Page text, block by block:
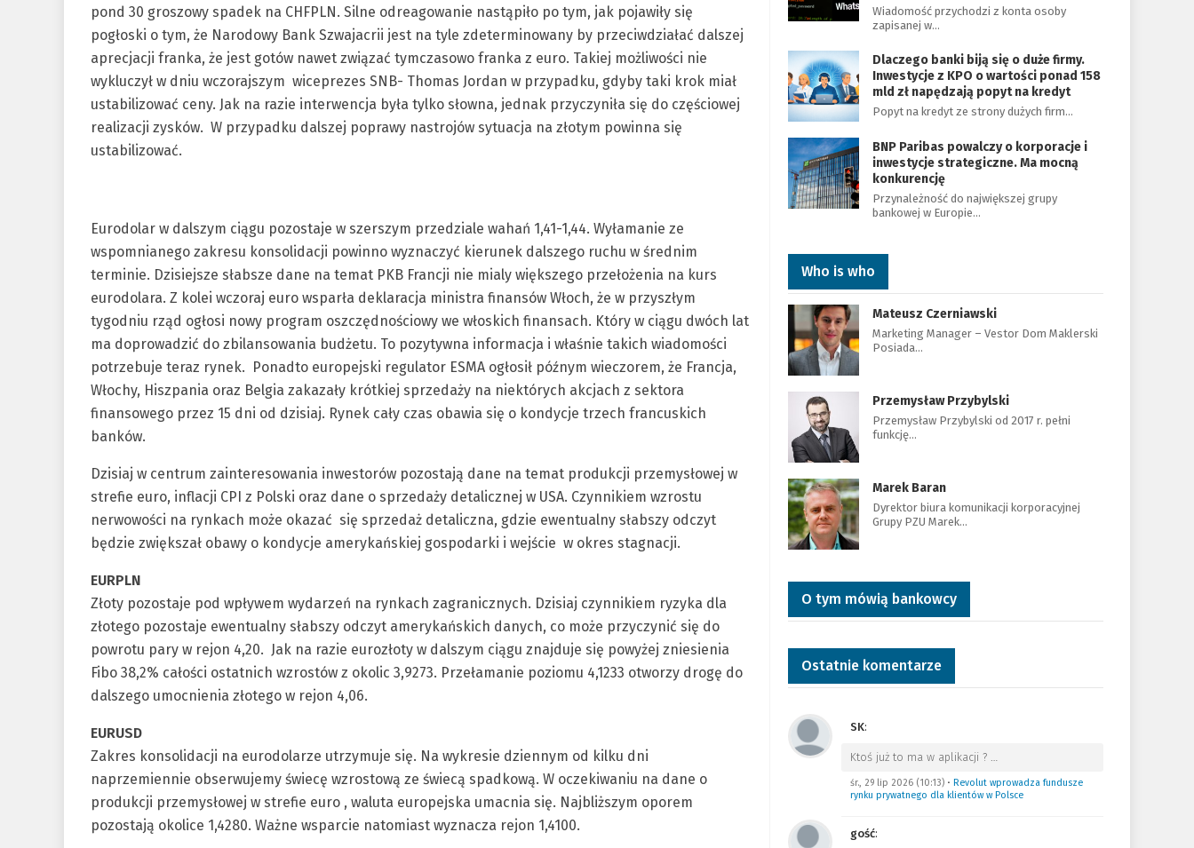
pond 30 groszowy spadek na CHFPLN. Silne odreagowanie nastąpiło po tym, jak pojawiły się
pogłoski o tym, że Narodowy Bank Szwajacrii jest na tyle zdeterminowany by przeciwdziałać dalszej
aprecjacji franka, że jest gotów nawet związać tymczasowo franka z euro. Takiej możliwości nie
wykluczył w dniu wczorajszym wiceprezes SNB- Thomas Jordan w przypadku, gdyby taki krok miał
ustabilizować ceny. Jak na razie interwencja była tylko słowna, jednak przyczyniła się do częściowej
realizacji zysków. W przypadku dalszej poprawy nastrojów sytuacja na złotym powinna się
ustabilizować.
Eurodolar w dalszym ciągu pozostaje w szerszym przedziale wahań 1,41-1,44. Wyłamanie ze
wspomnianego zakresu konsolidacji powinno wyznaczyć kierunek dalszego ruchu w średnim
terminie. Dzisiejsze słabsze dane na temat PKB Francji nie mialy większego przełożenia na kurs
eurodolara. Z kolei wczoraj euro wsparła deklaracja ministra finansów Włoch, że w przyszłym
tygodniu rząd ogłosi nowy program oszczędnościowy we włoskich finansach. Który w ciągu dwóch lat
ma doprowadzić do zbilansowania budżetu. To pozytywna informacja i właśnie takich wiadomości
potrzebuje teraz rynek. Ponadto europejski regulator ESMA ogłosił późnym wieczorem, że Francja,
Włochy, Hiszpania oraz Belgia zakazały krótkiej sprzedaży na niektórych akcjach z sektora
finansowego przez 15 dni od dzisiaj. Rynek cały czas obawia się o kondycje trzech francuskich
banków.
Dzisiaj w centrum zainteresowania inwestorów pozostają dane na temat produkcji przemysłowej w
strefie euro, inflacji CPI z Polski oraz dane o sprzedaży detalicznej w USA. Czynnikiem wzrostu
nerwowości na rynkach może okazać się sprzedaż detaliczna, gdzie ewentualny słabszy odczyt
będzie zwiększał obawy o kondycje amerykańskiej gospodarki i wejście w okres stagnacji.
EURPLN
Złoty pozostaje pod wpływem wydarzeń na rynkach zagranicznych. Dzisiaj czynnikiem ryzyka dla
złotego pozostaje ewentualny słabszy odczyt amerykańskich danych, co może przyczynić się do
powrotu pary w rejon 4,20. Jak na razie eurozłoty w dalszym ciągu znajduje się powyżej zniesienia
Fibo 38,2% całości ostatnich wzrostów z okolic 3,9273. Przełamanie poziomu 4,1233 otworzy drogę do
dalszego umocnienia złotego w rejon 4,06.
EURUSD
Zakres konsolidacji na eurodolarze utrzymuje się. Na wykresie dziennym od kilku dni
naprzemiennie obserwujemy świecę wzrostową ze świecą spadkową. W oczekiwaniu na dane o
produkcji przemysłowej w strefie euro , waluta europejska umacnia się. Najbliższym oporem
pozostają okolice 1,4280. Ważne wsparcie natomiast wyznacza rejon 1,4100.
Wiadomość przychodzi z konta osoby
zapisanej w…
Dlaczego banki biją się o duże firmy.
Inwestycje z KPO o wartości ponad 158
mld zł napędzają popyt na kredyt
Popyt na kredyt ze strony dużych firm…
BNP Paribas powalczy o korporacje i
inwestycje strategiczne. Ma mocną
konkurencję
Przynależność do największej grupy
bankowej w Europie…
Who is who
Mateusz Czerniawski
Marketing Manager – Vestor Dom Maklerski
Posiada…
Przemysław Przybylski
Przemysław Przybylski od 2017 r. pełni
funkcję…
Marek Baran
Dyrektor biura komunikacji korporacyjnej
Grupy PZU Marek…
O tym mówią bankowcy
Ostatnie komentarze
SK:
Ktoś już to ma w aplikacji ? …
śr., 29 lip 2026 (10:13)• Revolut wprowadza fundusze
rynku prywatnego dla klientów w Polsce
gość: